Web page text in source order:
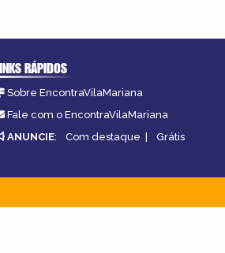
RÁPIDOS
Sobre EncontraVilaMariana
Fale com o EncontraVilaMariana
ANUNCIE: Com destaque | Grátis